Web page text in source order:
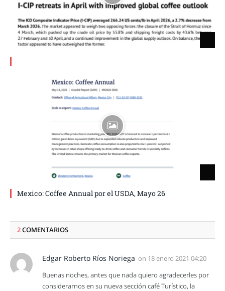
Mexico: Coffee Annual por el USDA, Mayo 26
2COMENTARIOS
Edgar Roberto Ríos Noriega on 18 enero 2021 04:20
Buenas noches, antes que nada quiero agradecerles por
considerarnos en su nueva sección café Turístico, la